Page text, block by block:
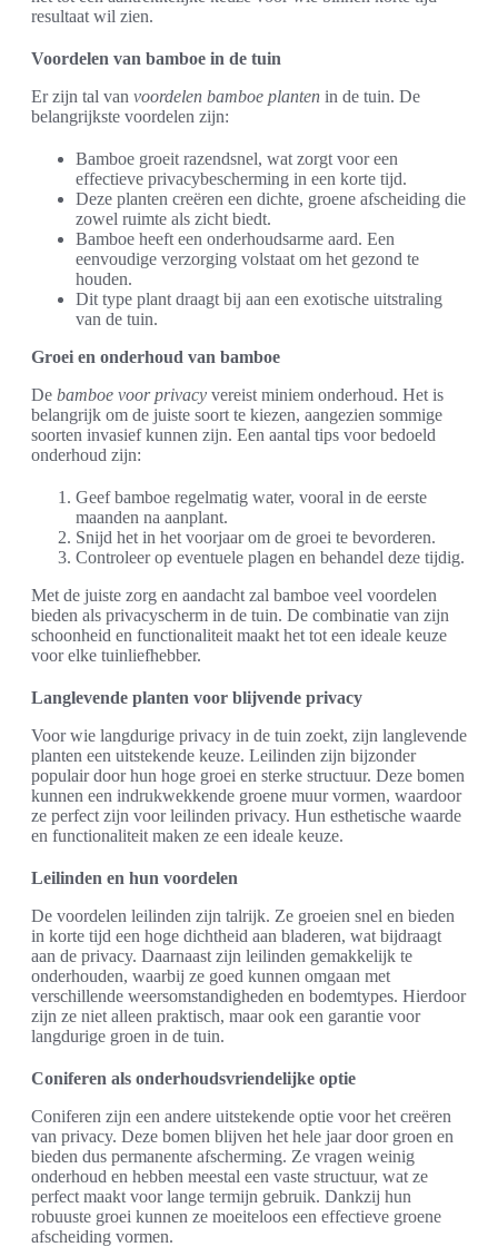
resultaat wil zien.
Voordelen van bamboe in de tuin
Er zijn tal van voordelen bamboe planten in de tuin. De
belangrijkste voordelen zijn:
Bamboe groeit razendsnel, wat zorgt voor een
effectieve privacybescherming in een korte tijd.
Deze planten creëren een dichte, groene afscheiding die
zowel ruimte als zicht biedt.
Bamboe heeft een onderhoudsarme aard. Een
eenvoudige verzorging volstaat om het gezond te
houden.
Dit type plant draagt bij aan een exotische uitstraling
van de tuin.
Groei en onderhoud van bamboe
De bamboe voor privacy vereist miniem onderhoud. Het is
belangrijk om de juiste soort te kiezen, aangezien sommige
soorten invasief kunnen zijn. Een aantal tips voor bedoeld
onderhoud zijn:
Geef bamboe regelmatig water, vooral in de eerste
maanden na aanplant.
Snijd het in het voorjaar om de groei te bevorderen.
Controleer op eventuele plagen en behandel deze tijdig.
Met de juiste zorg en aandacht zal bamboe veel voordelen
bieden als privacyscherm in de tuin. De combinatie van zijn
schoonheid en functionaliteit maakt het tot een ideale keuze
voor elke tuinliefhebber.
Langlevende planten voor blijvende privacy
Voor wie langdurige privacy in de tuin zoekt, zijn langlevende
planten een uitstekende keuze. Leilinden zijn bijzonder
populair door hun hoge groei en sterke structuur. Deze bomen
kunnen een indrukwekkende groene muur vormen, waardoor
ze perfect zijn voor leilinden privacy. Hun esthetische waarde
en functionaliteit maken ze een ideale keuze.
Leilinden en hun voordelen
De voordelen leilinden zijn talrijk. Ze groeien snel en bieden
in korte tijd een hoge dichtheid aan bladeren, wat bijdraagt
aan de privacy. Daarnaast zijn leilinden gemakkelijk te
onderhouden, waarbij ze goed kunnen omgaan met
verschillende weersomstandigheden en bodemtypes. Hierdoor
zijn ze niet alleen praktisch, maar ook een garantie voor
langdurige groen in de tuin.
Coniferen als onderhoudsvriendelijke optie
Coniferen zijn een andere uitstekende optie voor het creëren
van privacy. Deze bomen blijven het hele jaar door groen en
bieden dus permanente afscherming. Ze vragen weinig
onderhoud en hebben meestal een vaste structuur, wat ze
perfect maakt voor lange termijn gebruik. Dankzij hun
robuuste groei kunnen ze moeiteloos een effectieve groene
afscheiding vormen.